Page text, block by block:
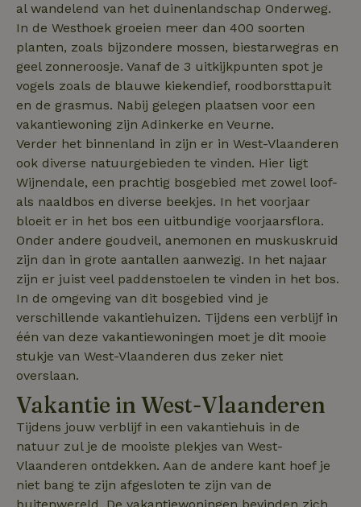
al wandelend van het duinenlandschap Onderweg.
In de Westhoek groeien meer dan 400 soorten
planten, zoals bijzondere mossen, biestarwegras en
geel zonneroosje. Vanaf de 3 uitkijkpunten spot je
vogels zoals de blauwe kiekendief, roodborsttapuit
en de grasmus. Nabij gelegen plaatsen voor een
vakantiewoning zijn Adinkerke en Veurne.
Verder het binnenland in zijn er in West-Vlaanderen
ook diverse natuurgebieden te vinden. Hier ligt
Wijnendale, een prachtig bosgebied met zowel loof-
als naaldbos en diverse beekjes. In het voorjaar
bloeit er in het bos een uitbundige voorjaarsflora.
Onder andere goudveil, anemonen en muskuskruid
zijn dan in grote aantallen aanwezig. In het najaar
zijn er juist veel paddenstoelen te vinden in het bos.
In de omgeving van dit bosgebied vind je
verschillende vakantiehuizen. Tijdens een verblijf in
één van deze vakantiewoningen moet je dit mooie
stukje van West-Vlaanderen dus zeker niet
overslaan.
Vakantie in West-Vlaanderen
Tijdens jouw verblijf in een vakantiehuis in de
natuur zul je de mooiste plekjes van West-
Vlaanderen ontdekken. Aan de andere kant hoef je
niet bang te zijn afgesloten te zijn van de
ar_debug .pinterest.com 1 jaar
Dit cookie
oplossen van
problemen en
analytische
doeleinden,
bedoeld om
op te sporen
verbeteren
functioneert.
__Secure-
ROLLOUT_TOKEN
.youtube.com
5 maanden
4 weken
Dit is een
cookie die
Google wordt
gebruikt om
van nieuwe
A/B-testen te
beheren
VISITOR_INFO1_LIVE
Google LLC
.youtube.com
5 maanden
4 weken
MUID
Microsoft
Corporation
.bing.com
1 jaar
.natuurhuisje.be
_nhft_search-group-
locations
www.natuurhuisje.be
_nhft_open-gds-onboarding www.natuurhuisje.be
nature_house_session www.natuurhuisje.be
_nhft_new-calendar
create-account